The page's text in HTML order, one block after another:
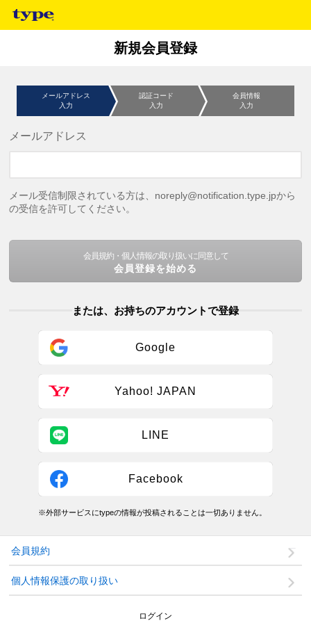
新規会員登録
メールアドレス
入力
認証コード
入力
会員情報
入力
メールアドレス
メール受信制限されている方は、noreply@notification.type.jpから
の受信を許可してください。
会員規約・個人情報の取り扱いに同意して
会員登録を始める
または、お持ちのアカウントで登録
Google
Yahoo! JAPAN
LINE
Facebook
※外部サービスにtypeの情報が投稿されることは一切ありません。
会員規約
個人情報保護の取り扱い
ログイン